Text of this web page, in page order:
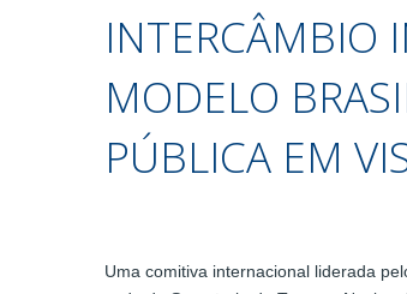
INTERCÂMBIO
MODELO
PÚBLICA EM
Uma comitiva internacional liderada